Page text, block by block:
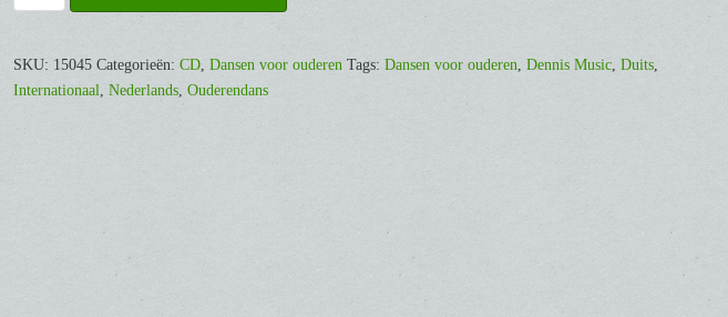
DANSEN
…
MEER
VOOR
SKU: 15045 Categorieën: CD, Dansen voor ouderen Tags: Dansen voor ouderen, Dennis Music, Duits,
Internationaal, Nederlands, Ouderendans